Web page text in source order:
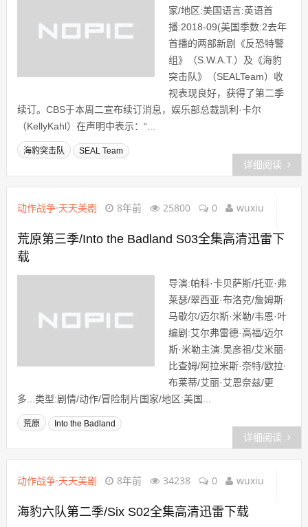
家/地区:美国语言:英语首
播:2018-09(美国季数:2去年
首播的两部新剧《反恐特警
组》（S.W.A.T.）及《海豹
突击队》（SEALTeam）收
视表现良好，获得了第二季
续订。CBS于本周二宣布续订消息，娱乐部总裁凯利·卡尔
（KellyKahl）在声明中表示：“...
海豹突击队 SEAL Team
详细阅读
动作战争·天天美剧 8年前 25800 0 wuxiu
荒原第三季/Into the Badland S03全集高清迅雷下
载
导演:帕科·卡贝萨斯/托亚·弗
莱瑟/翠西亚·布洛克/詹姆斯·
马歇尔/迈尔斯·米勒/韦恩·叶
编剧:艾尔弗雷德·高福/迈尔
斯·米勒主演:吴彦祖/艾米丽·
比查姆/阿拉米斯·奈特/欧拉·
布莱蒂/艾丽·艾恩奈兹/更
多...类型:剧情/动作/冒险制片国家/地区:美国...
荒原 Into the Badland
详细阅读
动作战争·天天美剧 8年前 34238 0 wuxiu
海豹六队第二季/Six S02全集高清迅雷下载